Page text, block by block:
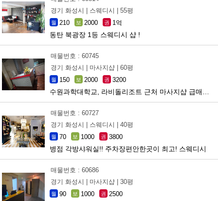
경기 화성시 |
스웨디시 | 55평
월 210 보 2000 권 1억
동탄 북광장 1등 스웨디시 샵 !
매물번호 : 60745
경기 화성시 |
마사지샵 | 60평
월 150 보 2000 권 3200
매물번호 : 60727
경기 화성시 |
스웨디시 | 40평
월 70 보 1000 권 3800
병점 각방샤워실!! 주차장편안한곳이 최고! 스웨디시
매물번호 : 60686
경기 화성시 |
마사지샵 | 30평
월 90 보 1000 권 2500